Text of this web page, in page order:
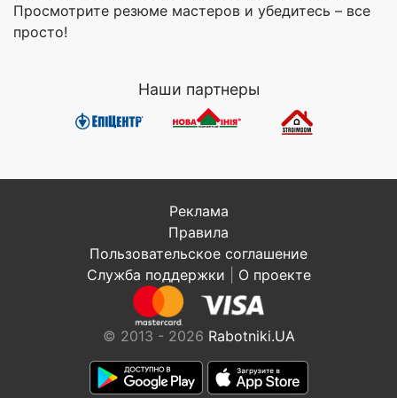
Просмотрите резюме мастеров и убедитесь – все
просто!
Наши партнеры
Реклама
Правила
Пользовательское соглашение
Служба поддержки
О проекте
© 2013 - 2026 Rabotniki.UA